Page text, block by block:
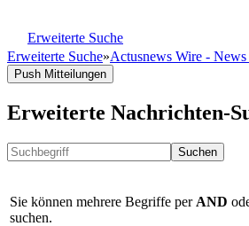
Erweiterte Suche
Erweiterte Suche»Actusnews Wire -
Push Mitteilungen
Erweiterte Nachrichten-
Suchen
Sie können mehrere Begriffe per AND
suchen.